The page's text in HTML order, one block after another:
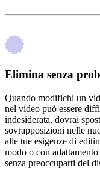
Elimina senza
Quando modifichi un
nel video può essere
indesiderata, dovrai
sovrapposizioni nelle
alle tue esigenze di
modo o con
senza preoccuparti del